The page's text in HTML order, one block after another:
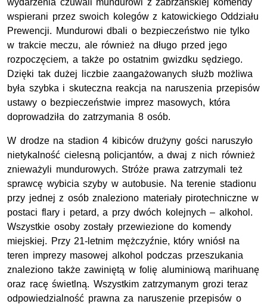
wydarzenia czuwali mundurowi z zabrzańskiej komendy
wspierani przez swoich kolegów z katowickiego Oddziału
Prewencji. Mundurowi dbali o bezpieczeństwo nie tylko
w trakcie meczu, ale również na długo przed jego
rozpoczęciem, a także po ostatnim gwizdku sędziego.
Dzięki tak dużej liczbie zaangażowanych służb możliwa
była szybka i skuteczna reakcja na naruszenia przepisów
ustawy o bezpieczeństwie imprez masowych, która
doprowadziła do zatrzymania 8 osób.
W drodze na stadion 4 kibiców drużyny gości naruszyło
nietykalność cielesną policjantów, a dwaj z nich również
znieważyli mundurowych. Stróże prawa zatrzymali też
sprawcę wybicia szyby w autobusie. Na terenie stadionu
przy jednej z osób znaleziono materiały pirotechniczne w
postaci flary i petard, a przy dwóch kolejnych – alkohol.
Wszystkie osoby zostały przewiezione do komendy
miejskiej. Przy 21-letnim mężczyźnie, który wniósł na
teren imprezy masowej alkohol podczas przeszukania
znaleziono także zawiniętą w folię aluminiową marihuanę
oraz racę świetlną. Wszystkim zatrzymanym grozi teraz
odpowiedzialność prawna za naruszenie przepisów o